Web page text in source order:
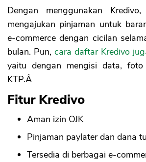
Dengan menggunakan
mengajukan pinjaman untuk
e-commerce dengan cicilan
bulan. Pun, cara daftar Kredivo
yaitu dengan mengisi data,
KTP.Â
Fitur Kredivo
Aman izin OJK
Pinjaman paylater dan dana
Tersedia di berbagai e-